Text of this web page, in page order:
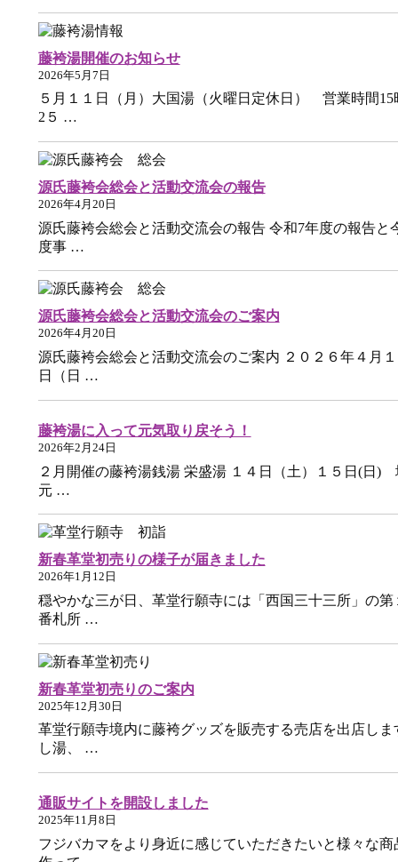
藤袴湯開催のお知らせ
2026年5月7日
５月１１日（月）大国湯（火曜日定休日） 営業時間15
2５ …
源氏藤袴会総会と活動交流会の報告
2026年4月20日
源氏藤袴会総会と活動交流会の報告 令和7年度の報告と
度事 …
源氏藤袴会総会と活動交流会のご案内
2026年4月20日
源氏藤袴会総会と活動交流会のご案内 ２０２６年４月
日（日 …
藤袴湯に入って元気取り戻そう！
2026年2月24日
２月開催の藤袴湯銭湯 栄盛湯 １４日（土）１５日(日)
元 …
新春革堂初売りの様子が届きました
2026年1月12日
穏やかな三が日、革堂行願寺には「西国三十三所」の第
番札所 …
新春革堂初売りのご案内
2025年12月30日
革堂行願寺境内に藤袴グッズを販売する売店を出店しま
し湯、 …
通販サイトを開設しました
2025年11月8日
フジバカマをより身近に感じていただきたいと様々な商